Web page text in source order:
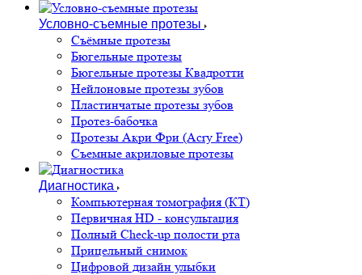
Условно-съемные протезы
Съёмные протезы
Бюгельные протезы
Бюгельные протезы Квадротти
Нейлоновые протезы зубов
Пластинчатые протезы зубов
Протез-бабочка
Протезы Акри Фри (Acry Free)
Съемные акриловые протезы
Диагностика
Компьютерная томография (КТ)
Первичная HD - консультация
Полный Check-up полости рта
Прицельный снимок
Цифровой дизайн улыбки